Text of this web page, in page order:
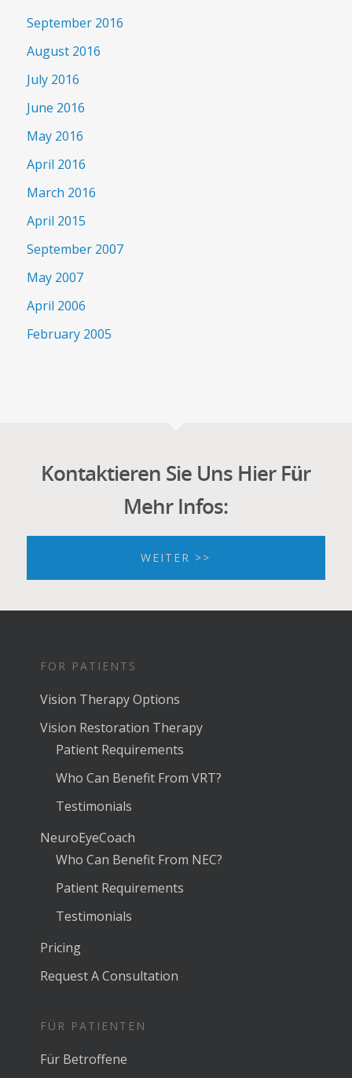
September 2016
August 2016
July 2016
June 2016
May 2016
April 2016
March 2016
April 2015
September 2007
May 2007
April 2006
February 2005
Kontaktieren Sie Uns Hier Für
Mehr Infos:
WEITER >>
FOR PATIENTS
Vision Therapy Options
Vision Restoration Therapy
Patient Requirements
Who Can Benefit From VRT?
Testimonials
NeuroEyeCoach
Who Can Benefit From NEC?
Patient Requirements
Testimonials
Pricing
Request A Consultation
FÜR PATIENTEN
Für Betroffene